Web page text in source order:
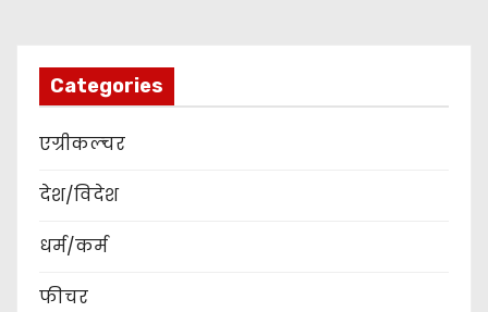
Categories
एग्रीकल्चर
देश/विदेश
धर्म/कर्म
फीचर